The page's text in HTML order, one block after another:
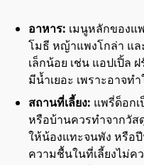
อาหาร: เมนูหลักของ
โมธี หญ้าแพงโกล่า แ
เล็กน้อย เช่น แอปเปิ้ล
มีน้ำเยอะ เพราะอาจท
สถานที่เลี้ยง: แพรี่ด็อกเ
หรือบ้านควรทำจากวัส
ให้น้องแทะจนพัง หรือ
ความชื้นในที่เลี้ยงไม่ค